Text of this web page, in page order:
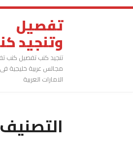
تفصيل
وتنجيد
تنجيد كنب تفصيل كنب
مجالس عربية خليجية فى
الامارات العربية